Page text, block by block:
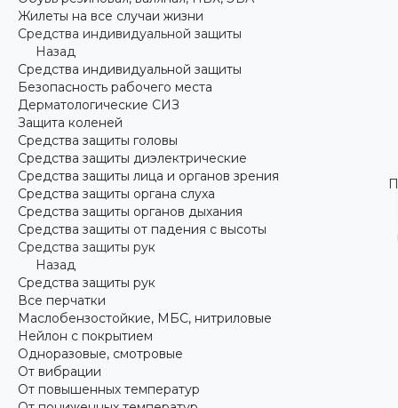
Жилеты на все случаи жизни
Средства индивидуальной защиты
Назад
Средства индивидуальной защиты
Безопасность рабочего места
Дерматологические СИЗ
Защита коленей
Средства защиты головы
Средства защиты диэлектрические
Средства защиты лица и органов зрения
Средства защиты органа слуха
Средства защиты органов дыхания
Средства защиты от падения с высоты
Средства защиты рук
Назад
Средства защиты рук
Все перчатки
Маслобензостойкие, МБС, нитриловые
Нейлон с покрытием
Одноразовые, смотровые
От вибрации
От повышенных температур